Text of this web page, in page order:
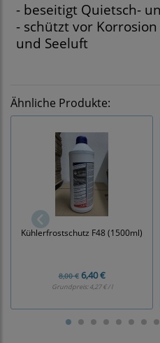
- beseitigt Quietsch-
- schützt vor
und Seeluft
Ähnliche Produkte:
Kühlerfrostschutz F48 (1500ml)
8,00 €6,40 €
Grundpreis:4,27 € / l